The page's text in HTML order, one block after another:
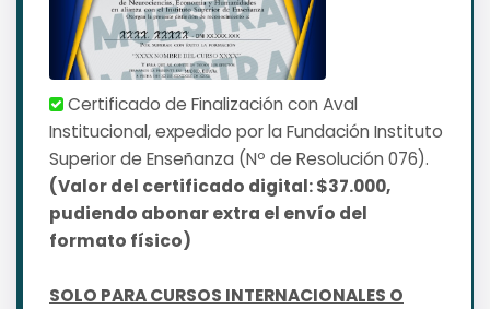
Certificado de Finalización con Aval
Institucional, expedido por la Fundación Instituto
Superior de Enseñanza (Nº de Resolución 076).
(Valor del certificado digital: $37.000,
pudiendo abonar extra el envío del
formato físico)
SOLO PARA CURSOS INTERNACIONALES O